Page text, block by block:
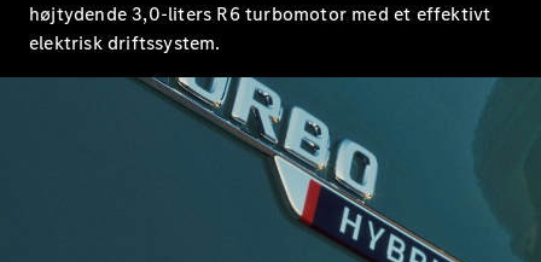
Konfigurator
Benz Online
højtydende 3,0-liters R6 turbomotor med et effektivt
elektrisk driftssystem.